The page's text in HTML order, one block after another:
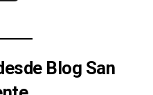
Blog San